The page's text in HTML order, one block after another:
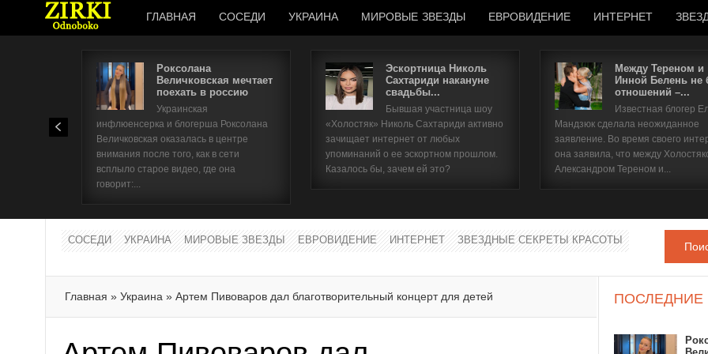
ГЛАВНАЯ СОСЕДИ УКРАИНА МИРОВЫЕ ЗВЕЗДЫ ЕВРОВИДЕНИЕ ИНТЕРНЕТ
Роксолана
Величковская мечтает
поехать в россию
Украинская
инфлюенсерка и блогерша Роксолана
Величковская оказалась в центре
внимания после того, как в сети
всплыло старое видео, где она
говорит:...
Эскортница Николь
Сахтариди накануне
свадьбы...
Бывшая участница шоу
«Холостяк» Николь Сахтариди активно
зачищает интернет от любых
упоминаний о ее эскортном прошлом.
Казалось бы, зачем ей это?
Между Тереном и
Инной Белень не
отношений –...
Известная блогер
Мандзюк сделала неожиданное
заявление. Во время своего
она заявила, что между
Александром Тереном и...
СОСЕДИ УКРАИНА МИРОВЫЕ ЗВЕЗДЫ ЕВРОВИДЕНИЕ ИНТЕРНЕТ ЗВЕЗДНЫЕ СЕКРЕТЫ КРАСОТЫ
Главная » Украина » Артем Пивоваров дал благотворительный концерт для детей ПОСЛЕДНИЕ
Имя пользователя
Забыли имя пользователя?